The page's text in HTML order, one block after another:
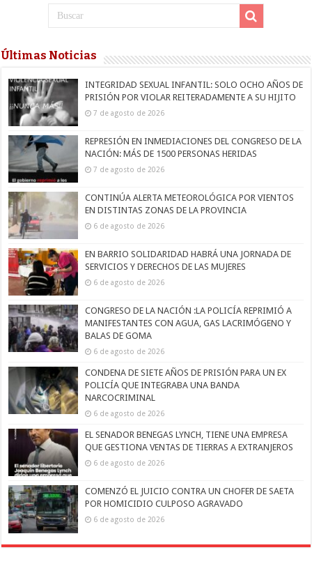
Últimas Noticias
INTEGRIDAD SEXUAL INFANTIL: SOLO OCHO AÑOS DE
PRISIÓN POR VIOLAR REITERADAMENTE A SU HIJITO
7 de agosto de 2026
REPRESIÓN EN INMEDIACIONES DEL CONGRESO DE LA
NACIÓN: MÁS DE 1500 PERSONAS HERIDAS
7 de agosto de 2026
CONTINÚA ALERTA METEOROLÓGICA POR VIENTOS
EN DISTINTAS ZONAS DE LA PROVINCIA
6 de agosto de 2026
EN BARRIO SOLIDARIDAD HABRÁ UNA JORNADA DE
SERVICIOS Y DERECHOS DE LAS MUJERES
6 de agosto de 2026
CONGRESO DE LA NACIÓN :LA POLICÍA REPRIMIÓ A
MANIFESTANTES CON AGUA, GAS LACRIMÓGENO Y
BALAS DE GOMA
6 de agosto de 2026
CONDENA DE SIETE AÑOS DE PRISIÓN PARA UN EX
POLICÍA QUE INTEGRABA UNA BANDA
NARCOCRIMINAL
6 de agosto de 2026
EL SENADOR BENEGAS LYNCH, TIENE UNA EMPRESA
QUE GESTIONA VENTAS DE TIERRAS A EXTRANJEROS
6 de agosto de 2026
COMENZÓ EL JUICIO CONTRA UN CHOFER DE SAETA
POR HOMICIDIO CULPOSO AGRAVADO
6 de agosto de 2026